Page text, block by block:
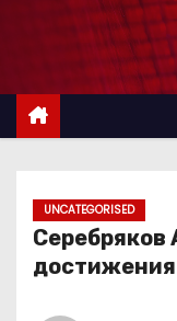
с
UNCATEGORISED
Серебряков